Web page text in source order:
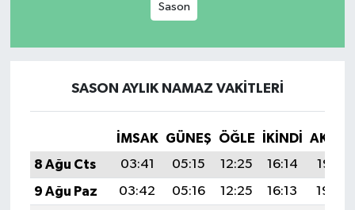
Sason
SASON AYLIK NAMAZ VAKITLERI
İMSAK GÜNEŞ ÖĞLE İKINDI
8 Ağu Cts
03:41 05:15 12:25 16:14
19:25
9 Ağu Paz
03:42 05:16 12:25 16:13
19:24
Tüm Haberler